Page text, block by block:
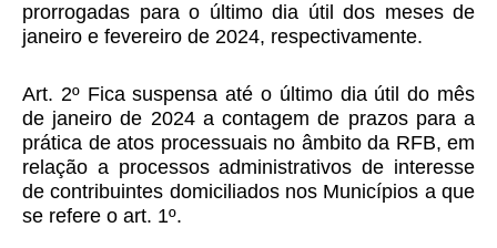
prorrogadas para o último dia útil dos meses de
janeiro e fevereiro de 2024, respectivamente.
Art. 2º Fica suspensa até o último dia útil do mês
de janeiro de 2024 a contagem de prazos para a
prática de atos processuais no âmbito da RFB, em
relação a processos administrativos de interesse
de contribuintes domiciliados nos Municípios a que
se refere o art. 1º.